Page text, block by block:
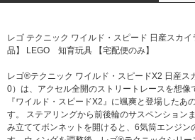
レゴ テクニック ワイルド・スピード 日産スカ
品】 LEGO 知育玩具 【宅配便のみ】
レゴ®テクニック ワイルド・スピードX2 日産ス
0）は、アクセル全開のストリートレースを想像
『ワイルド・スピードX2』に颯爽と登場したあ
す。 ステアリングから前後輪のサスペンション
み立ててボンネットを開けると、6気筒エンジン